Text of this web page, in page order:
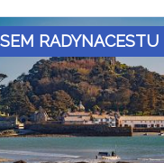
RADYNACESTU